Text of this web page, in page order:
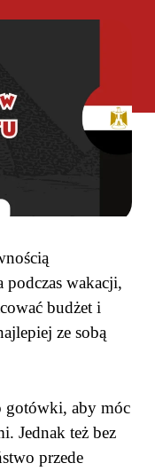
podczas wakacji,
budżet i
ze sobą
gotówki, aby móc
Jednak też bez
przede